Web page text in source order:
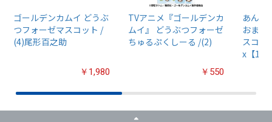
ゴールデンカムイ どうぶ
つフォーゼマスコット /
(4)尾形百之助
￥1,980
TVアニメ『ゴールデンカ
ムイ』 どうぶつフォーゼ
ちゅるぷくしーる /(2)
￥550
あんさ
おまん
スコッ
x【